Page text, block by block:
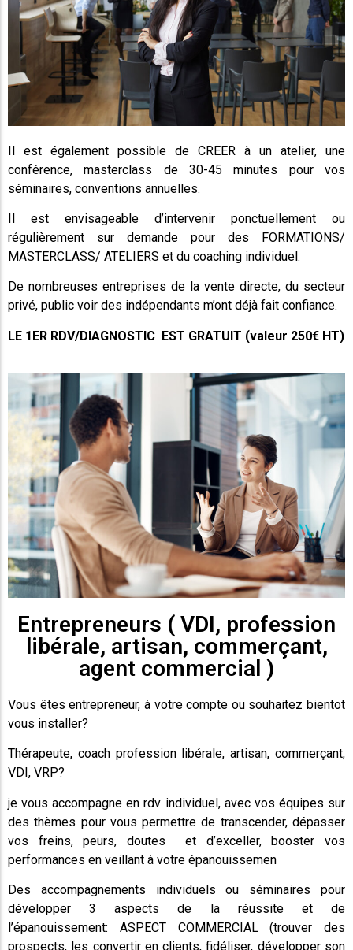
Il est également possible de CREER à un atelier, une
conférence, masterclass de 30-45 minutes pour vos
séminaires, conventions annuelles.
Il est envisageable d’intervenir ponctuellement ou
régulièrement sur demande pour des FORMATIONS/
MASTERCLASS/ ATELIERS et du coaching individuel.
De nombreuses entreprises de la vente directe, du secteur
privé, public voir des indépendants m’ont déjà fait confiance.
LE 1ER RDV/DIAGNOSTIC EST GRATUIT (valeur 250€ HT)
Entrepreneurs ( VDI, profession
libérale, artisan, commerçant,
agent commercial )
Vous êtes entrepreneur, à votre compte ou souhaitez bientot
vous installer?
Thérapeute, coach profession libérale, artisan, commerçant,
VDI, VRP?
je vous accompagne en rdv individuel, avec vos équipes sur
des thèmes pour vous permettre de transcender, dépasser
vos freins, peurs, doutes et d’exceller, booster vos
performances en veillant à votre épanouissemen
Des accompagnements individuels ou séminaires pour
développer 3 aspects de la réussite et de
l’épanouissement: ASPECT COMMERCIAL (trouver des
prospects, les convertir en clients, fidéliser, développer son